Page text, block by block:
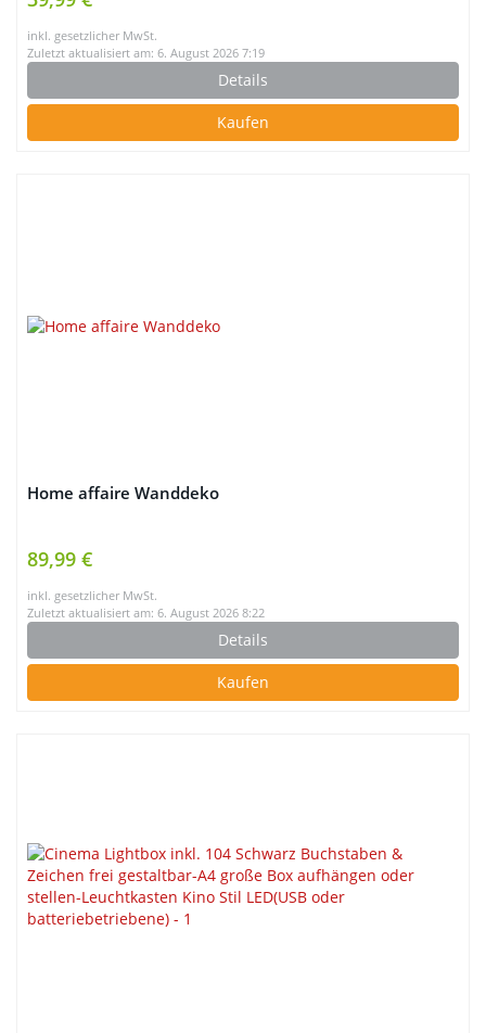
inkl. gesetzlicher MwSt.
Zuletzt aktualisiert am: 6. August 2026 7:19
Details
Kaufen
Home affaire Wanddeko
89,99 €
inkl. gesetzlicher MwSt.
Zuletzt aktualisiert am: 6. August 2026 8:22
Details
Kaufen